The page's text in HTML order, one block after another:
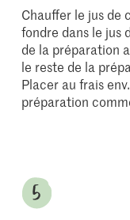
Chauffer le jus de
fondre dans le jus
de la préparation
le reste de la
Placer au frais
préparation